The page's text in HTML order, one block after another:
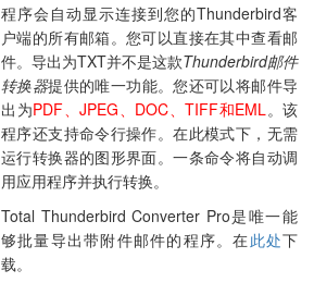
程序会自动显示连接到您的Thunderbird客
户端的所有邮箱。您可以直接在其中查看邮
件。导出为TXT并不是这款Thunderbird邮件
转换器提供的唯一功能。您还可以将邮件导
出为PDF、JPEG、DOC、TIFF和EML 。该
程序还支持命令行操作。在此模式下，无需
运行转换器的图形界面。一条命令将自动调
用应用程序并执行转换。
Total Thunderbird Converter Pro是唯一能
够批量导出带附件邮件的程序。在此处下
载。